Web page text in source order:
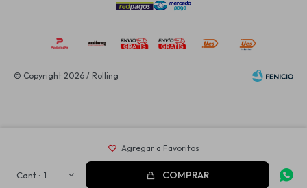
1 COMPRAR
© Copyright 2026 / Rolling
Fenicio